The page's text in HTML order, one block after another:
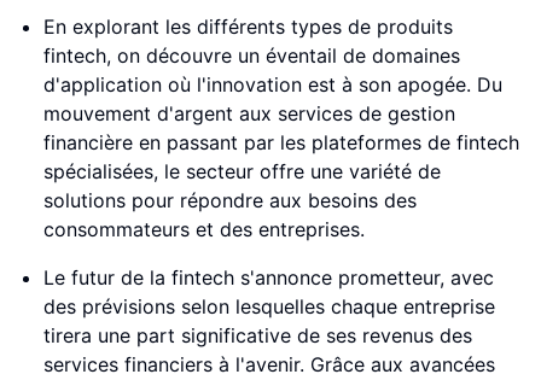
En explorant les différents types de produits
fintech, on découvre un éventail de domaines
d'application où l'innovation est à son apogée. Du
mouvement d'argent aux services de gestion
financière en passant par les plateformes de fintech
spécialisées, le secteur offre une variété de
solutions pour répondre aux besoins des
consommateurs et des entreprises.
Le futur de la fintech s'annonce prometteur, avec
des prévisions selon lesquelles chaque entreprise
tirera une part significative de ses revenus des
services financiers à l'avenir. Grâce aux avancées